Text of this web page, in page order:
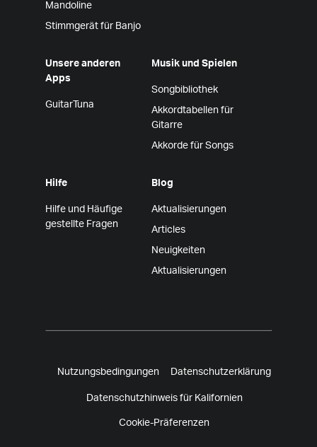
Mandoline
Stimmgerät für Banjo
Unsere anderen
Apps
GuitarTuna
Musik und Spielen
Songbibliothek
Akkordtabellen für
Gitarre
Akkorde für Songs
Hilfe
Hilfe und Häufige
gestellte Fragen
Blog
Aktualisierungen
Articles
Neuigkeiten
Aktualisierungen
Nutzungsbedingungen Datenschutzerklärung
Datenschutzhinweis für Kalifornien
Cookie-Präferenzen